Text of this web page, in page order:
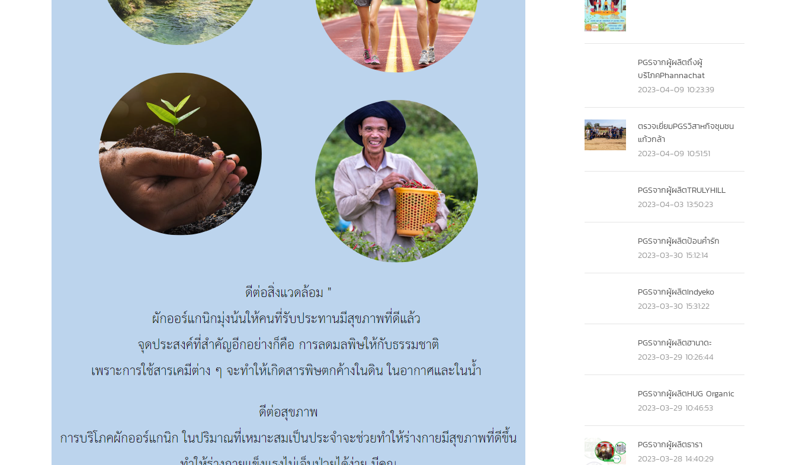
PGSจากผู้ผลิตถึงผู้
บริโภคPhannachat
2023-04-09 10:23:39
ตรวจเยี่ยมPGSวิสาหกิจชุมชน
แก้วกล้า
2023-04-09 10:51:51
PGSจากผู้ผลิตTRULYHILL
2023-04-03 13:50:23
PGSจากผู้ผลิตป้อนคำรัก
2023-03-30 15:12:14
PGSจากผู้ผลิตIndyeko
2023-03-30 15:31:22
PGSจากผู้ผลิตฮานาดะ
2023-03-29 10:26:44
PGSจากผู้ผลิตHUG Organic
2023-03-29 10:46:53
PGSจากผู้ผลิตธารา
2023-03-28 14:40:29